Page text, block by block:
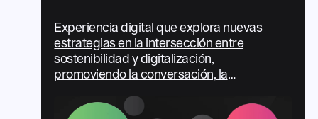
Experiencia digital que explora nuevas
estrategias en la intersección entre
sostenibilidad y digitalización,
promoviendo la conversación, la
diseño.